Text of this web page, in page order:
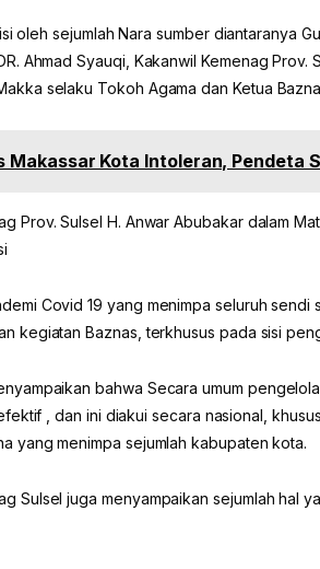
oleh sejumlah Nara sumber diantaranya
Ahmad Syauqi, Kakanwil Kemenag
selaku Tokoh Agama dan Ketua
Makassar Kota Intoleran, Pendeta
Prov. Sulsel H. Anwar Abubakar dalam
Covid 19 yang menimpa seluruh
kegiatan Baznas, terkhusus pada sisi
bahwa Secara umum
, dan ini diakui secara nasional,
yang menimpa sejumlah kabupaten kota.
Sulsel juga menyampaikan sejumlah hal